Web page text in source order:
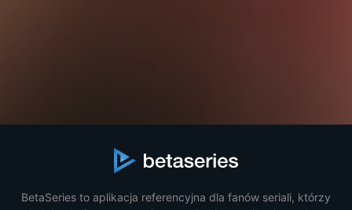
BetaSeries to aplikacja referencyjna dla fanów seriali, którzy